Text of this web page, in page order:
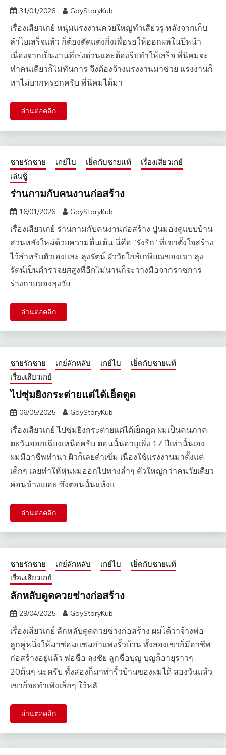
31/01/2026 GayStoryKub
เรื่องเสียวเกย์ หนุ่มแรงงานควยใหญ่ทำเสียวรู หลังจากเก็บ
ลำไยเสร็จแล้ว ก็ต้องตัดแต่งกิ่งเพื่อรอให้ออกผลในปีหน้า
เนื่องจากเป็นงานที่เร่งด่วนและต้องรีบทำให้เสร็จ พี่นิคมจะ
ทำคนเดียวก็ไม่ทันการ จึงต้องจ้างแรงงานมาช่วย แรงงานก็
หาไม่ยากหรอกครับ พี่นิคมได้มา
อ่านต่อคลิก
ชายรักชาย เกย์ไบ เย็ดกับชายแท้
เรื่องเสียวเกย์
เล่นชู้
ร่านกามกับคนงานก่อสร้าง​
16/01/2026 GayStoryKub
เรื่องเสียวเกย์ ร่านกามกับคนงานก่อสร้าง​ ปูนมองดูแบบบ้าน
สวนหลังใหม่ด้วยความตื่นเต้น นี่คือ “รังรัก” ที่เขาตั้งใจสร้าง
ไว้สำหรับตัวเองและ ลุงรัตน์ ผัววัยใกล้เกษียณของเขา ลุง
รัตน์เป็นตำรวจยศสูงที่อีกไม่นานก็จะวางมือจากราชการ
ร่างกายของลุงวัย
อ่านต่อคลิก
ชายรักชาย เกย์ลักหลับ เกย์ไบ
เย็ดกับชายแท้
เรื่องเสียวเกย์
ไปซุ่มยิงกระต่ายแต่ได้เย็ดตูด
06/05/2025 GayStoryKub
เรื่องเสียวเกย์ ไปซุ่มยิงกระต่ายแต่ได้เย็ดตูด ผมเป็นคนภาค
ตะวันออกเฉียงเหนือครับ ตอนนั้นอายุเพิ่ง 17 ปีเท่านั้นเอง
ผมมีอาชีพทำนา ผิวก็เลยดำเข้ม เนื่องใช้แรงงานมาตั้งแต่
เด็กๆ เลยทำให้หุ่นผมออกไปทางล่ำๆ ตัวใหญ่กว่าคนวัยเดียว
ค่อนข้างเยอะ ซึ่งตอนนั้นแห้งแ
อ่านต่อคลิก
ชายรักชาย เกย์ลักหลับ เกย์ไบ
เย็ดกับชายแท้
เรื่องเสียวเกย์
ลักหลับดูดควยช่างก่อสร้าง
29/04/2025 GayStoryKub
เรื่องเสียวเกย์ ลักหลับดูดควยช่างก่อสร้าง ผมได้ว่าจ้างพ่อ
ลูกคู่หนึ่งให้มาซ่อมแซมกำแพงรั้วบ้าน ทั้งสองเขาก็มีอาชีพ
ก่อสร้างอยู่แล้ว พ่อชื่อ ลุงชัย ลูกชื่อบุญ บุญก็อายุราวๆ
20ต้นๆ นะครับ ทั้งสองก็มาทำรั้วบ้านของผมได้ สองวันแล้ว
เขาก็จะทำเพิงเล็กๆ ใว้หลั
อ่านต่อคลิก